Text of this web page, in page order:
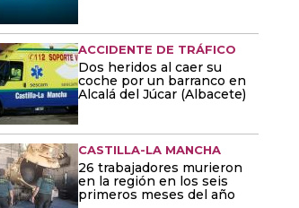
ACCIDENTE DE TRÁFICO
Dos heridos al caer su
coche por un barranco en
Alcalá del Júcar (Albacete)
CASTILLA-LA MANCHA
26 trabajadores murieron
en la región en los seis
primeros meses del año